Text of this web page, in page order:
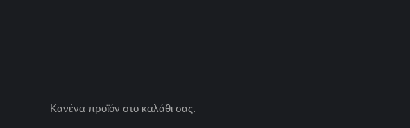
Κανένα προϊόν στο καλάθι σας.